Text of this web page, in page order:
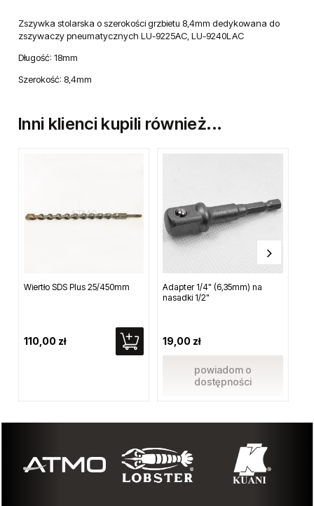
Zszywka stolarska o szerokości grzbietu 8,4mm dedykowana do
zszywaczy pneumatycznych LU-9225AC, LU-9240LAC
Długość: 18mm
Szerokość: 8,4mm
Inni klienci kupili również...
Wiertło SDS Plus 25/450mm
110,00 zł
Adapter 1/4" (6,35mm) na
nasadki 1/2"
19,00 zł
powiadom o
dostępności